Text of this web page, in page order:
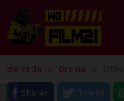
Loncat
konten
Beranda Drama
Sharer
Tweet